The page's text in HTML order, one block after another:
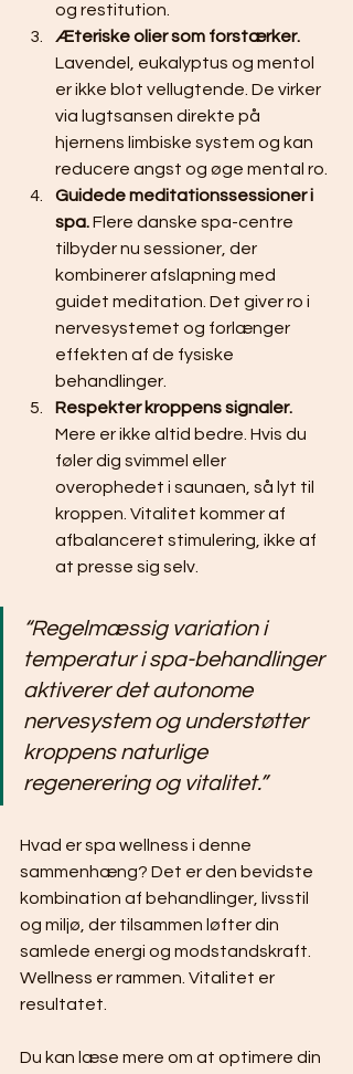
og restitution.
Æteriske olier som forstærker.
Lavendel, eukalyptus og mentol
er ikke blot vellugtende. De virker
via lugtsansen direkte på
hjernens limbiske system og kan
reducere angst og øge mental ro.
Guidede meditationssessioner i
spa. Flere danske spa-centre
tilbyder nu sessioner, der
kombinerer afslapning med
guidet meditation. Det giver ro i
nervesystemet og forlænger
effekten af de fysiske
behandlinger.
Respekter kroppens signaler.
Mere er ikke altid bedre. Hvis du
føler dig svimmel eller
overophedet i saunaen, så lyt til
kroppen. Vitalitet kommer af
afbalanceret stimulering, ikke af
at presse sig selv.
“Regelmæssig variation i
temperatur i spa-behandlinger
aktiverer det autonome
nervesystem og understøtter
kroppens naturlige
regenerering og vitalitet.”
Hvad er spa wellness i denne
sammenhæng? Det er den bevidste
kombination af behandlinger, livsstil
og miljø, der tilsammen løfter din
samlede energi og modstandskraft.
Wellness er rammen. Vitalitet er
resultatet.
Du kan læse mere om at optimere din